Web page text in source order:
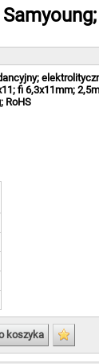
fi 6,3x11mm;
RoHS
koszyka